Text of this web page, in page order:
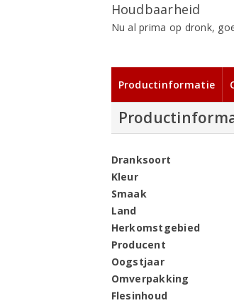
Houdbaarheid
Nu al prima op dronk,
Productinformatie
Dranksoort
Kleur
Smaak
Land
Herkomstgebied
Producent
Oogstjaar
Omverpakking
Flesinhoud